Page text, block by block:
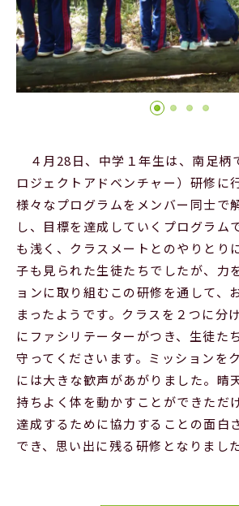
Official SNS
４月28日、中学１年生は、南足柄
ロジェクトアドベンチャー）研修に
様々なプログラムをメンバー同士で
し、目標を達成していくプログラム
も浅く、クラスメートとのやりとり
子も見られた生徒たちでしたが、力
ョンに取り組むこの研修を通して、
まったようです。クラスを２つに分
にファシリテーターがつき、生徒た
守ってくださいます。ミッションを
には大きな歓声があがりました。晴
持ちよく体を動かすことができただ
達成するために協力することの面白
でき、思い出に残る研修となりました